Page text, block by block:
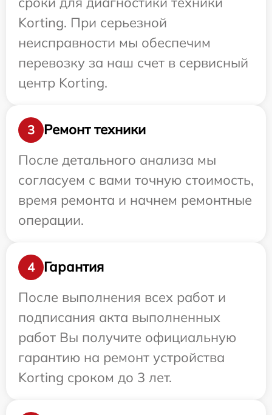
Korting. При серьезной
неисправности мы обеспечим
перевозку за наш счет в сервисный
центр Korting.
3
Ремонт техники
После детального анализа мы
согласуем с вами точную стоимость,
время ремонта и начнем ремонтные
операции.
4
Гарантия
После выполнения всех работ и
подписания акта выполненных
работ Вы получите официальную
гарантию на ремонт устройства
Korting сроком до 3 лет.